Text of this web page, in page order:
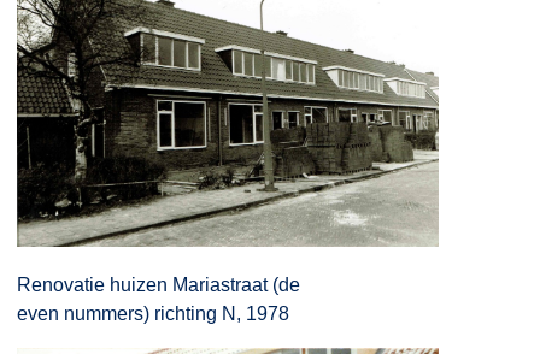
Renovatie huizen Mariastraat (de
even nummers) richting N, 1978